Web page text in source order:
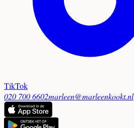
TikTok
020 700 6602marleen@marleenkookt.nl